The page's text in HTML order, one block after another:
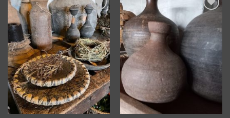
Toevoegen
aan
verlanglijst
Toevoegen
verlanglijst